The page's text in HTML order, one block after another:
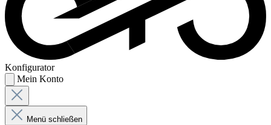
Konfigurator
Mein Konto
Menü schließen